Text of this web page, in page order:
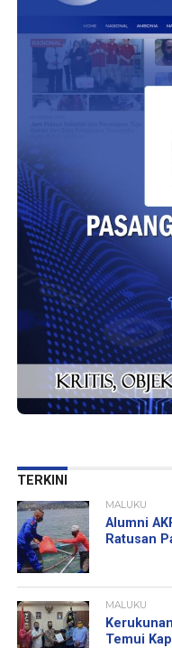
TERKINI
MALUKU
Alumni
Ratusan
MALUKU
Temui